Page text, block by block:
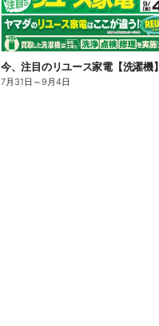
今、注目のリユース家電【洗濯機
7月31日 ～9月4日